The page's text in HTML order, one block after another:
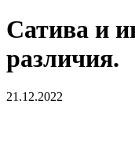
Сатива и
различия.
21.12.2022